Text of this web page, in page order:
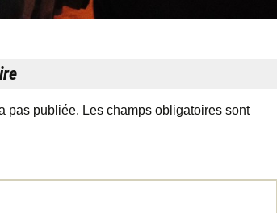
pas publiée. Les champs obligatoires sont